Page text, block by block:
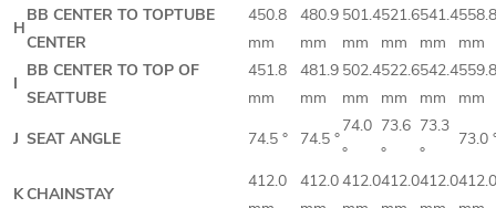
H
BB CENTER TO TOPTUBE
CENTER
450.8
mm
480.9
mm
501.4
mm
521.6
mm
541.4
mm
558.8
mm
I
BB CENTER TO TOP OF
SEATTUBE
451.8
mm
481.9
mm
502.4
mm
522.6
mm
542.4
mm
559.8
mm
J SEAT ANGLE 74.5 ° 74.5 °
74.0
°
73.6
°
73.3
°
73.0
KCHAINSTAY
412.0
412.0412.0412.0412.0412.0